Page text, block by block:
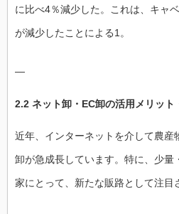
に比べ4％減少した。これは、キャ
が減少したことによる1。
—
2.2 ネット卸・EC卸の活用メリット
近年、インターネットを介して農産
卸が急成長しています。特に、少量
家にとって、新たな販路として注目